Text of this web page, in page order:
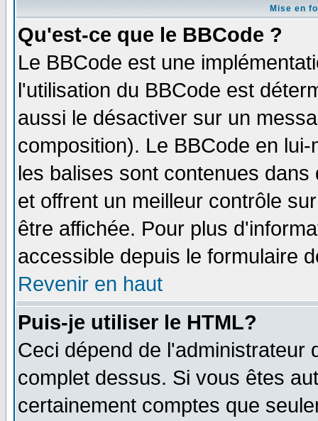
Mise en
Qu'est-ce que le BBCode ?
Le BBCode est une
l'utilisation du BBCode est
aussi le désactiver sur un
composition). Le BBCode en
les balises sont contenues
et offrent un meilleur contrôle
être affichée. Pour plus
accessible depuis le formulaire
Revenir en haut
Puis-je utiliser le HTML?
Ceci dépend de l'administrateur
complet dessus. Si vous êtes
certainement comptes que